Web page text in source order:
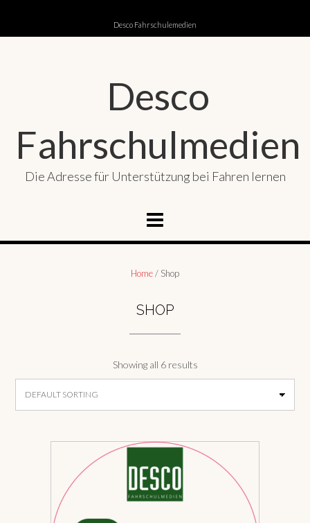
content
Desco Fahrschulemedien
Desco
Fahrschulmedien
Die Adresse für Unterstützung bei Fahren lernen
Home/ Shop
SHOP
Showing all 6 results